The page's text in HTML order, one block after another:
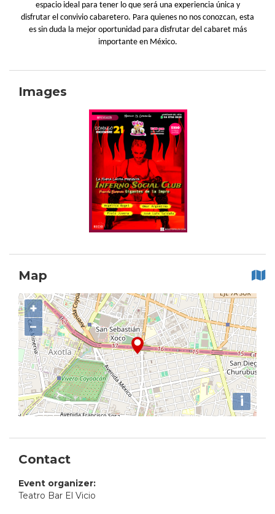
espacio ideal para tener lo que será una experiencia única y
disfrutar el convivio cabaretero. Para quienes no nos conozcan, esta
es sin duda la mejor oportunidad para disfrutar del cabaret más
importante en México.
Images
Map
+
−
i
Contact
Event organizer:
Teatro Bar El Vicio